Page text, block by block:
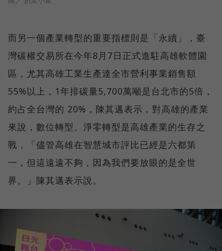
而另一個產業轉型的重要指標則是「永續」，臺
灣碳權交易所在今年8月7日正式進駐高雄軟體園
區，尤其高雄工業生產達全市營利事業銷售額
55%以上，1年排碳量5,700萬噸是台北市的5倍，
約占全台灣的 20%，陳其邁表示，對高雄的產業
來說，數位轉型、淨零轉型是高雄產業的生存之
戰，「儘管高雄在智慧城市評比已經是六都第
一，但這遠遠不夠，因為我們要放眼的是全世
界。」陳其邁表示說。